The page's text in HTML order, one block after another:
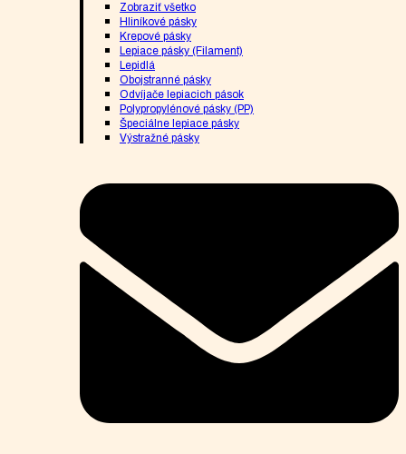
Zobraziť všetko
Hliníkové pásky
Krepové pásky
Lepiace pásky (Filament)
Lepidlá
Obojstranné pásky
Odvíjače lepiacich pások
Polypropylénové pásky (PP)
Špeciálne lepiace pásky
Výstražné pásky